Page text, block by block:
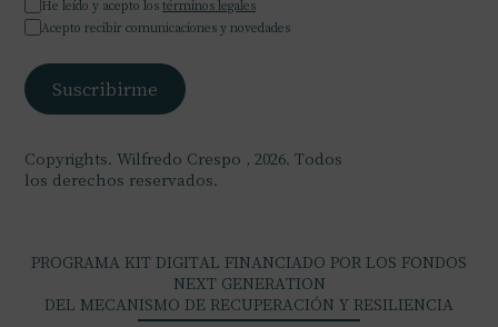
He leído y acepto los términos legales
Acepto recibir comunicaciones y novedades
Copyrights. Wilfredo Crespo , 2026. Todos
los derechos reservados.
PROGRAMA KIT DIGITAL FINANCIADO POR LOS FONDOS
NEXT GENERATION
DEL MECANISMO DE RECUPERACIÓN Y RESILIENCIA